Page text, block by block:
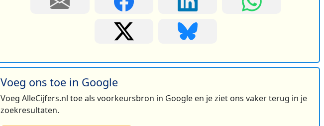
Voeg ons toe in Google
Voeg AlleCijfers.nl toe als voorkeursbron in Google en je ziet ons vaker terug in je
zoekresultaten.